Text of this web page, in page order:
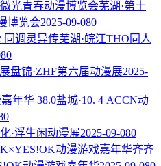
芜湖·第十
博览会2025-09-080
芜湖·皖江THO同人
0
盘锦·ZHF第六届动漫展2025-
盐城·10. 4 ACCN动
0
·浮生闲动漫展2025-09-080
齐齐